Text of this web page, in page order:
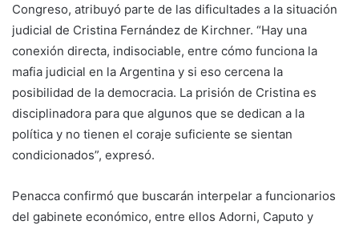
Congreso, atribuyó parte de las dificultades a la situación
judicial de Cristina Fernández de Kirchner. “Hay una
conexión directa, indisociable, entre cómo funciona la
mafia judicial en la Argentina y si eso cercena la
posibilidad de la democracia. La prisión de Cristina es
disciplinadora para que algunos que se dedican a la
política y no tienen el coraje suficiente se sientan
condicionados”, expresó.
Penacca confirmó que buscarán interpelar a funcionarios
del gabinete económico, entre ellos Adorni, Caputo y